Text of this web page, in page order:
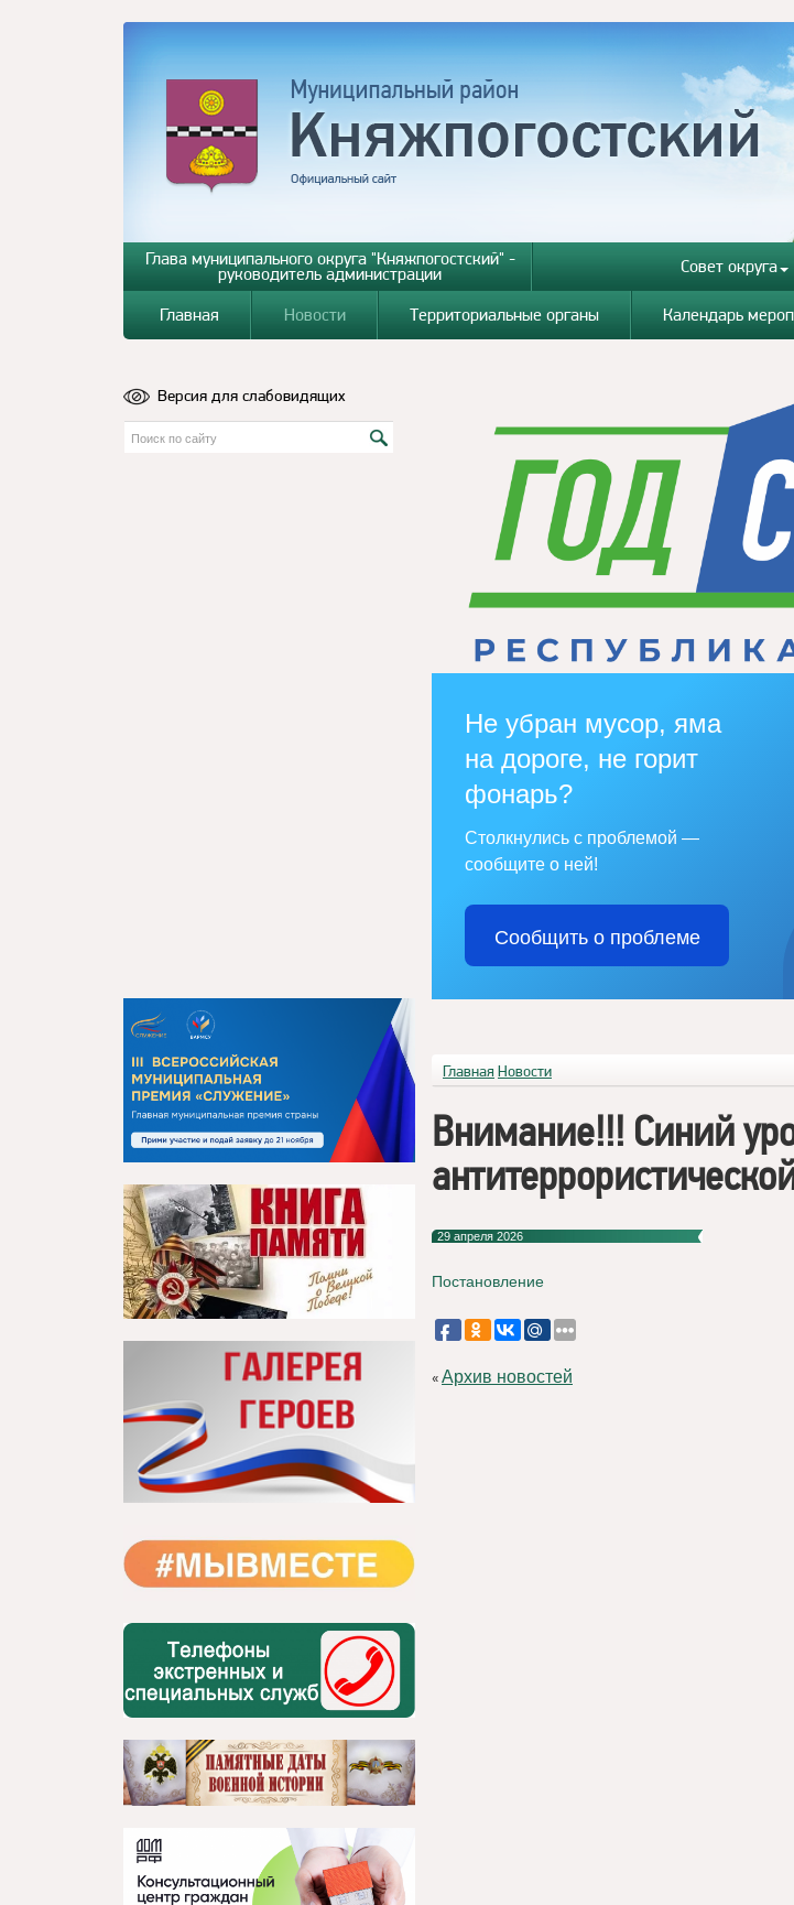
Глава муниципального округа "Княжпогостский" -
руководитель администрации Совет округа
Главная Новости Территориальные органы Календарь
Версия для слабовидящих
Не убран мусор, яма
на дороге, не горит
фонарь?
Столкнулись с проблемой —
сообщите о ней!
Сообщить о проблеме
Главная Новости
Внимание!!! Синий
29 апреля 2026
Постановление
«Архив новостей